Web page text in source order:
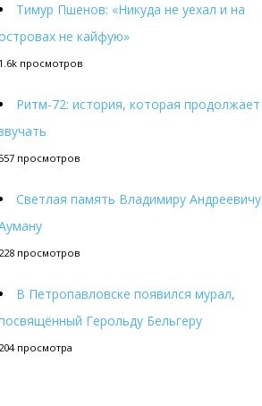
Тимур Пшенов: «Никуда не уехал и на
не кайфую»
просмотров
Ритм-72: история, которая продолжает
просмотров
Светлая память Владимиру Андреевичу
просмотров
В Петропавловске появился мурал,
Герольду Бельгеру
просмотра